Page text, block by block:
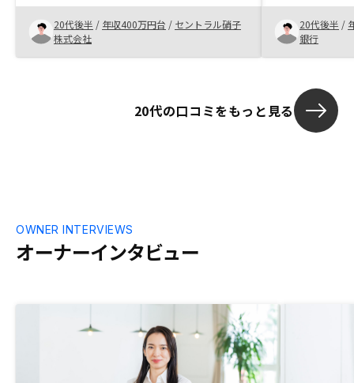
20代後半 / 年収400万円台 / セントラル硝子
株式会社
20代後半 /
銀行
20代の口コミをもっと見る
オーナーインタビュー
OWNER INTERVIEWS